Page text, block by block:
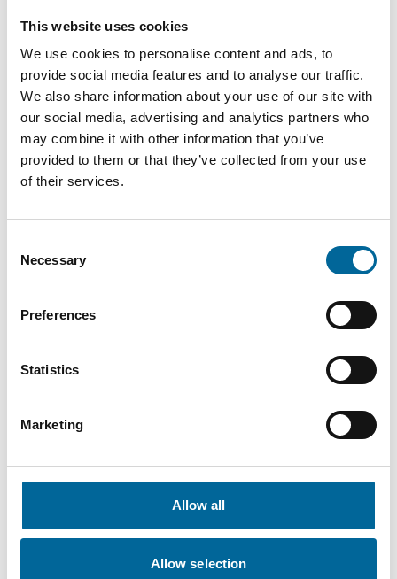
This website uses cookies
We use cookies to personalise content and ads, to
provide social media features and to analyse our traffic.
We also share information about your use of our site with
our social media, advertising and analytics partners who
may combine it with other information that you’ve
provided to them or that they’ve collected from your use
of their services.
Selection
Necessary
Preferences
Statistics
Marketing
Allow all
Allow selection
+49 151 18102588
mario.schnepper@amokabel.de
fabian.becher@amokabel.de